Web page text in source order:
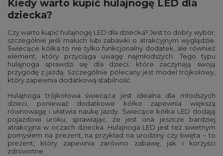
Kiedy warto kupić hulajnogę LED dla
dziecka?
Czy warto kupić hulajnogę LED dla dziecka? Jest to dobry wybór,
szczególnie jeśli maluch lubi zabawki o atrakcyjnym wyglądzie.
Świecące kółka to nie tylko funkcjonalny dodatek, ale również
element, który przyciąga uwagę najmłodszych. Tego typu
hulajnoga sprawdzi się dla dzieci, które zaczynają swoją
przygodę z jazdą. Szczególnie polecany jest model trójkołowy,
który zapewnia dodatkową stabilność.
Hulajnoga trójkołowa świecąca jest idealna dla młodszych
dzieci, ponieważ dodatkowe kółko zapewnia większą
równowagę i ułatwia naukę jazdy. Świecące kółka LED dodają
pojazdowi uroku, sprawiając, że jest ona jeszcze bardziej
atrakcyjna w oczach dziecka. Hulajnoga LED jest też świetnym
pomysłem na prezent, na przykład na urodziny czy święta – to
prezent, który zapewnia zarówno zabawę, jak i korzyści
zdrowotne.